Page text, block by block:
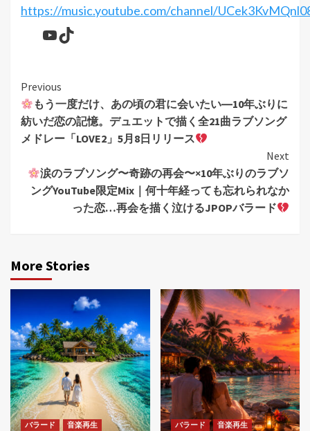
https://music.youtube.com/channel/
YouTube
TikTok
Continue
Reading
Previous
もう一度だけ、あの頃の君に会いたい―10年ぶりに
紡いだ恋の記憶。デュエットで描く全21曲ラブソング
メドレー「LOVE2」5月8日リリース
Next
涙のラブソング〜奇跡の再会〜×10年ぶりのラブソ
ングYouTube限定Mix｜何十年経っても忘れられなか
った恋…再会を描く泣けるJPOPバラード
More Stories
バラード 音楽再生 バラード 音楽再生